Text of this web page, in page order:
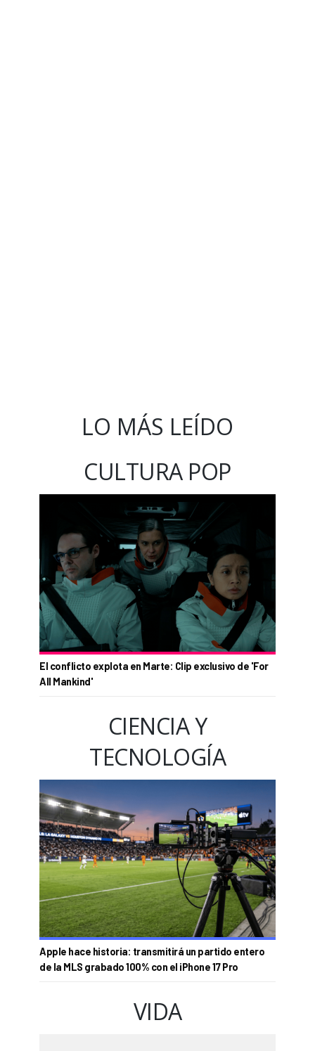
LO MÁS LEÍDO
CULTURA POP
El conflicto explota en Marte: Clip exclusivo de 'For
All Mankind'
CIENCIA Y
TECNOLOGÍA
Apple hace historia: transmitirá un partido entero
de la MLS grabado 100% con el iPhone 17 Pro
VIDA